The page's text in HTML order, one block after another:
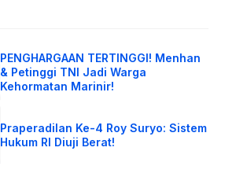
PENGHARGAAN TERTINGGI! Menhan
& Petinggi TNI Jadi Warga
Kehormatan Marinir!
Praperadilan Ke-4 Roy Suryo: Sistem
Hukum RI Diuji Berat!